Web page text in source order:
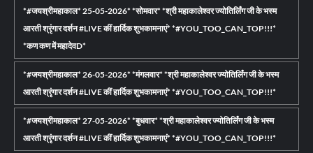
*#जयश्रीमहाकाल* 25-05-2026* *सोमवार* *श्री महाकालेश्वर ज्योतिर्लिंग जी के भस्म
आरती श्रृंगार दर्शन #LIVE कीं हार्दिक शुभकामनाएं* *#YOU_TOO_CAN_TOP!!!*
*कण कण में महादेवD*
*#जयश्रीमहाकाल* 26-05-2026* *मंगलवार* *श्री महाकालेश्वर ज्योतिर्लिंग जी के भस्म
आरती श्रृंगार दर्शन #LIVE कीं हार्दिक शुभकामनाएं* *#YOU_TOO_CAN_TOP!!!*
*#जयश्रीमहाकाल* 27-05-2026* *बुधवार* *श्री महाकालेश्वर ज्योतिर्लिंग जी के भस्म
आरती श्रृंगार दर्शन #LIVE कीं हार्दिक शुभकामनाएं* *#YOU_TOO_CAN_TOP!!!*